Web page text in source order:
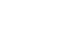
の様子が微妙におか